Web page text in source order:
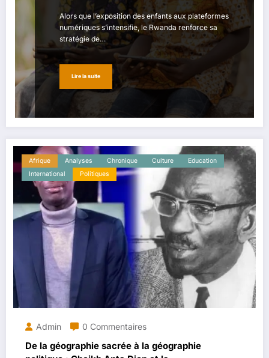
Alors que l’exposition des enfants aux plateformes
numériques s’intensifie, le Rwanda renforce sa
stratégie de…
Lire la suite
Afrique Analyses Chronique Culture
Education
International
Politiques
Admin 0 Commentaires
De la géographie sacrée à la géographie